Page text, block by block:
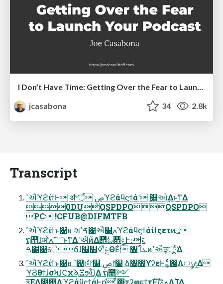
jcasabona
34 2.8k
Transcript
ߴઐϓϩίϯͰ ॳ৺ऀ͕ ڝٕϓϩάϥϛϯάʹ ௅ઓ͢Δͱ͜͏ͳΔ
0DUQSPDPOQSPDPO
PC !CFUB@DIFMTFB
ߴઐϓϩίϯͱ͸ʁ શࠃߴ౳ઐ໳ֶߍϓϩάϥϛϯάίϯςετͷུ
ຖ೥ɺओ؅ߍͱͳΔߴઐͷ͋Δ౎ಓ෎ݝͰ։࠵
ࠓ೥͸ୈճɺ௕໺ݝʹͯߦΘΕͨ ৘ใܥͷߴઐੜ͕ू·ͬͯ͘Δ
ߴઐϓϩίϯͱ͸ʁ ՝୊ɾࣗ༝෦໳ ڝٕ෦໳ ձ৔಺ϒʔεͰ͖࣋ͬͯͨ࡞඼Λൃද͢Δ
ϓϨθϯɺσϞɺϚχϡΞϧ৹͕ࠪ͋Δ ຖ೥༻
ҙ͞ΕΔ໰୊ΛϓϩάϥϛϯάͰղ͘ ͍͍ͩͨ͸τʔφϝϯτࣜͰ༏উߍΛܾΊΔ